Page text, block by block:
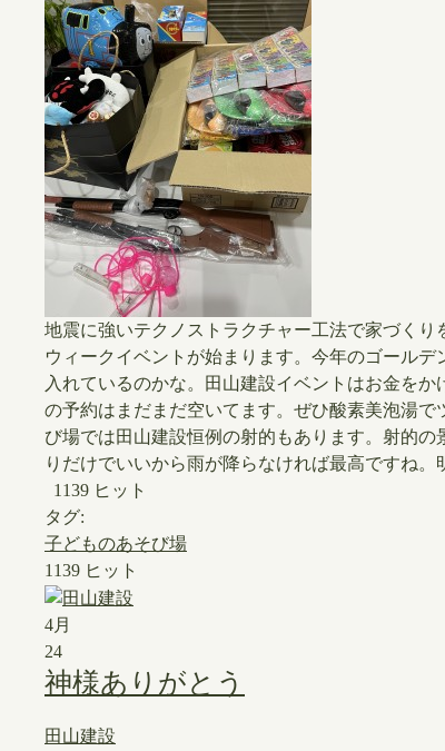
地震に強いテクノストラクチャー工法で家づく
ウィークイベントが始まります。今年のゴール
入れているのかな。田山建設イベントはお金を
の予約はまだまだ空いてます。ぜひ酸素美泡湯
び場では田山建設恒例の射的もあります。射的
りだけでいいから雨が降らなければ最高ですね
1139 ヒット
タグ:
子どものあそび場
1139 ヒット
4月
24
神様ありがとう
田山建設